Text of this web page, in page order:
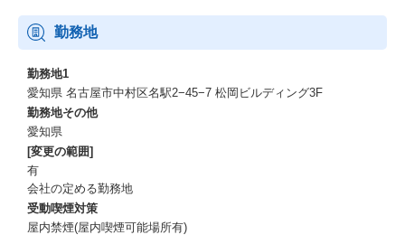
※詳細はぜひ当社ホームページをご覧ください♪
勤務地
勤務地1
愛知県 名古屋市中村区名駅2−45−7 松岡ビルディング3F
勤務地その他
愛知県
[変更の範囲]
有
会社の定める勤務地
受動喫煙対策
屋内禁煙(屋内喫煙可能場所有)